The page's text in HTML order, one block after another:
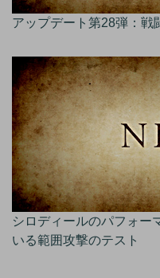
アップデート第28弾：戦
シロディールのパフォー
いる範囲攻撃のテスト